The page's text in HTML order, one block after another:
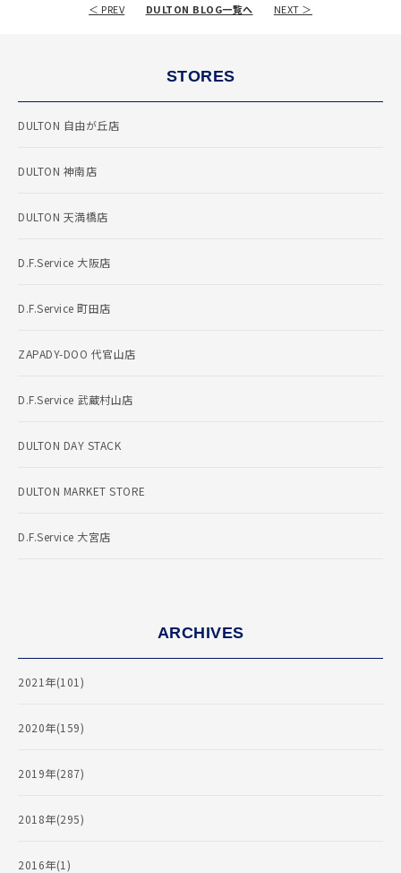
＜ PREV DULTON BLOG一覧へ NEXT ＞
STORES
DULTON 自由が丘店
DULTON 神南店
DULTON 天満橋店
D.F.Service 大阪店
D.F.Service 町田店
ZAPADY-DOO 代官山店
D.F.Service 武蔵村山店
DULTON DAY STACK
DULTON MARKET STORE
D.F.Service 大宮店
ARCHIVES
2021年(101)
2020年(159)
2019年(287)
2018年(295)
2016年(1)